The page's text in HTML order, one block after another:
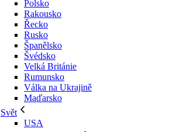
Polsko
Rakousko
Řecko
Rusko
Španělsko
Švédsko
Velká Británie
Rumunsko
Válka na Ukrajině
Maďarsko
Svět
USA